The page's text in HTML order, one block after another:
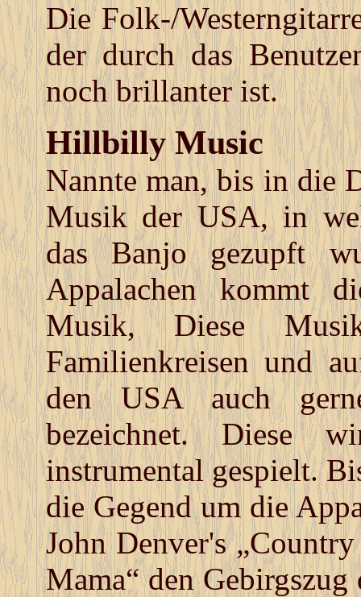
Die Folk-/
der durch das
noch brillanter ist.
Hillbilly Music
Nannte man, bis in die
Musik der USA, in
das Banjo gezupft
Appalachen kommt
Musik, Diese
Familienkreisen und
den USA auch
bezeichnet. Diese
instrumental gespielt.
die Gegend um die
John Denver's
Mama“ den